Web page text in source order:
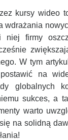
kursy wideo
wdrażania
niej firmy
W tym
na
globalnych
sukces, a
warto
na solidną